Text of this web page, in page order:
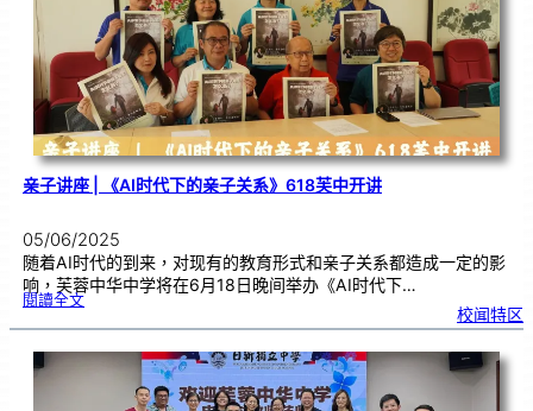
界
共
襄
盛
举
亲子讲座 | 《AI时代下的亲子关系》618芙中开讲
05/06/2025
随着AI时代的到来，对现有的教育形式和亲子关系都造成一定的影
响，芙蓉中华中学将在6月18日晚间举办《AI时代下…
閱讀全文:亲
讲
座
《
A
I
校闻特区